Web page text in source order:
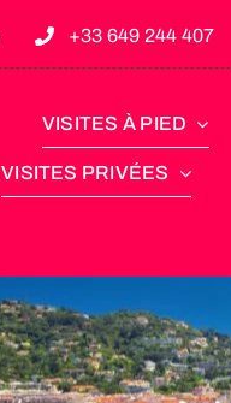
+33 649 244 407
VISITES À PIED
VISITES PRIVÉES